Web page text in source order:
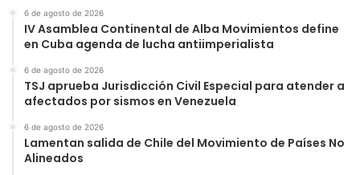
6 de agosto de 2026
IV Asamblea Continental de Alba Movimientos define
en Cuba agenda de lucha antiimperialista
6 de agosto de 2026
TSJ aprueba Jurisdicción Civil Especial para atender a
afectados por sismos en Venezuela
6 de agosto de 2026
Lamentan salida de Chile del Movimiento de Países No
Alineados